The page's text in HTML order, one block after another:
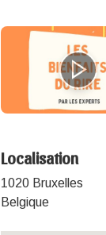
Localisation
1020 Bruxelles
Belgique